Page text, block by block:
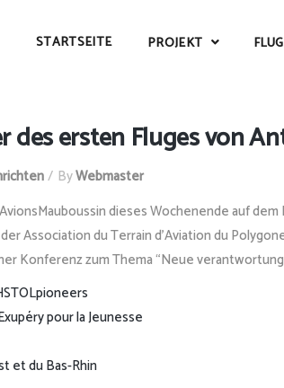
STARTSEITE PROJEKT
des ersten Fluges von
ByWebmaster
dieses Wochenende auf
Association du Terrain d’Aviation du
Konferenz zum Thema “Neue
pour la Jeunesse
et du Bas-Rhin